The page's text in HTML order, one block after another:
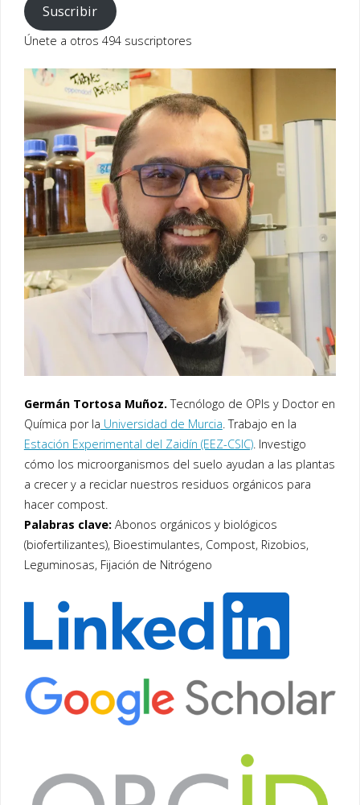
correo
electrónico
Suscribir
Únete a otros 494 suscriptores
Germán Tortosa Muñoz.Tecnólogo de OPIs y Doctor en
Química por la Universidad de Murcia. Trabajo en la
Estación Experimental del Zaidín (EEZ-CSIC). Investigo
cómo los microorganismos del suelo ayudan a las plantas
a crecer y a reciclar nuestros residuos orgánicos para
hacer compost.
Palabras clave:Abonos orgánicos y biológicos
(biofertilizantes), Bioestimulantes, Compost, Rizobios,
Leguminosas, Fijación de Nitrógeno